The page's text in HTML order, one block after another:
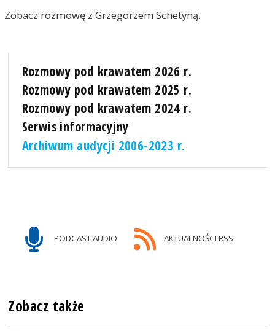
Zobacz rozmowę z Grzegorzem Schetyną.
Rozmowy pod krawatem 2026 r.
Rozmowy pod krawatem 2025 r.
Rozmowy pod krawatem 2024 r.
Serwis informacyjny
Archiwum audycji 2006-2023 r.
PODCAST AUDIO AKTUALNOŚCI RSS
Zobacz także